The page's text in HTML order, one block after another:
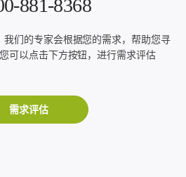
881-8368
我们的专家会根据您的需求，帮助您寻
可以点击下方按钮，进行需求评估
需求评估